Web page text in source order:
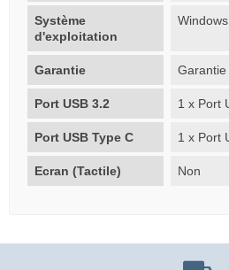
Système
d'exploitation
Garantie
Port USB 3.2 1 x Port
Port USB Type C 1 x Port
Ecran (Tactile) Non